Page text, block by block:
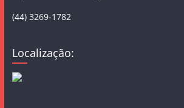
(44) 3269-1782
Localização: